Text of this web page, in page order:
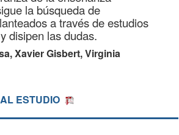
la búsqueda de
a través de estudios
disipen las dudas.
Xavier Gisbert, Virginia
ESTUDIO